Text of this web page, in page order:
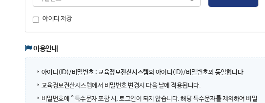
호
아이디 저장
이용안내
아이디(ID)/비밀번호 : 교육정보전산시스템의 아이디(ID)/비밀번호와 동일합니다.
교육정보전산시스템에서 비밀번호 변경시 다음 날에 적용됩니다.
비밀번호에 ^ 특수문자 포함 시, 로그인이 되지 않습니다. 해당 특수문자를 제외하여 비밀